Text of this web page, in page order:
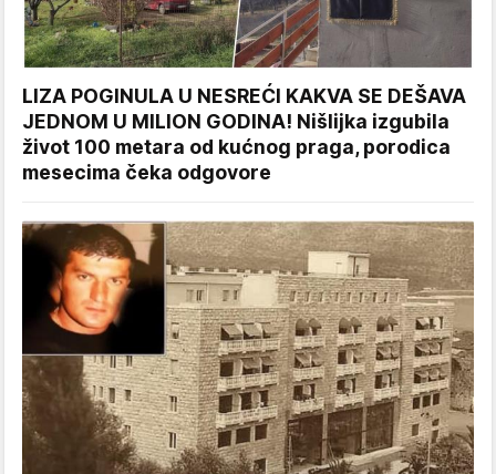
LIZA POGINULA U NESREĆI KAKVA SE DEŠAVA
JEDNOM U MILION GODINA! Nišlijka izgubila
život 100 metara od kućnog praga, porodica
mesecima čeka odgovore